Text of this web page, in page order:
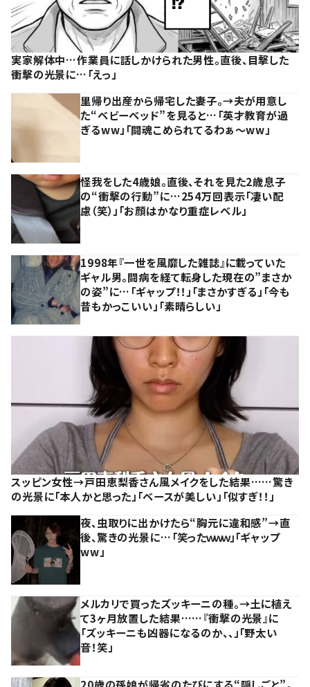
実家解体中…作業員に話しかけられた男性。直後、目撃した
衝撃の光景に…「えっ」
里帰り出産から帰宅した妻子。→夫が用意し
た“ベビーベッド”を見ると…「英才教育が過
ぎるww」「闘魂こめられてるわぁ～ww」
怪我をした4歳娘。直後、それを見た2歳息子
の“衝撃の行動”に…254万回表示「凄い配
慮（笑）」「お顔はかなり重症レベル」
1998年『一世を風靡した雑誌』に載っていた
ギャル男。闘病を経て転身した現在の”まさか
の姿”に…「ギャップ！！」「まさかすぎる」「今も
昔もかっこいい」「素晴らしい」
スッピン女性→戸田恵梨香さん風メイクをした結果……驚き
の光景に「本人かと思った」「ベースが美しい」「似すぎ！！」
夜、虫取りに出かけたら“胸元に違和感”→直
後、驚きの光景に…「笑ったｗｗｗ」「ギャップ
ww」
メルカリで買ったズッキーニの種。→土に植え
て3ヶ月放置した結果……『衝撃の光景』に
「ズッキーニも凶器になるのか、、」「野太い
音！笑」